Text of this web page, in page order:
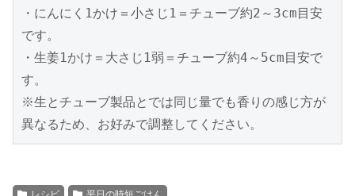
・にんにく1かけ＝小さじ1＝チューブ約2～3cm目安
です。
・生姜1かけ＝大さじ1弱＝チューブ約4～5cm目安で
す。
※生とチューブ製品とでは同じ量でも香りの感じ方が